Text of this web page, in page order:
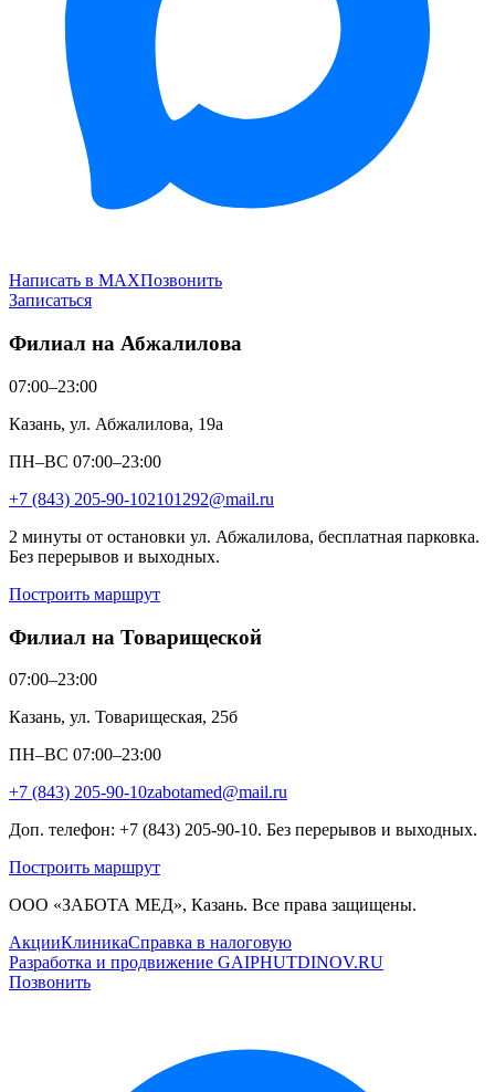
Написать в MAXПозвонить
Записаться
Филиал на Абжалилова
07:00–23:00
Казань, ул. Абжалилова, 19а
ПН–ВС 07:00–23:00
+7 (843) 205-90-102101292@mail.ru
2 минуты от остановки ул. Абжалилова, бесплатная парковка.
Без перерывов и выходных.
Построить маршрут
Филиал на Товарищеской
07:00–23:00
Казань, ул. Товарищеская, 25б
ПН–ВС 07:00–23:00
+7 (843) 205-90-10zabotamed@mail.ru
Доп. телефон: +7 (843) 205-90-10. Без перерывов и выходных.
Построить маршрут
ООО «ЗАБОТА МЕД», Казань. Все права защищены.
АкцииКлиникаСправка в налоговую
Разработка и продвижение GAIPHUTDINOV.RU
Позвонить